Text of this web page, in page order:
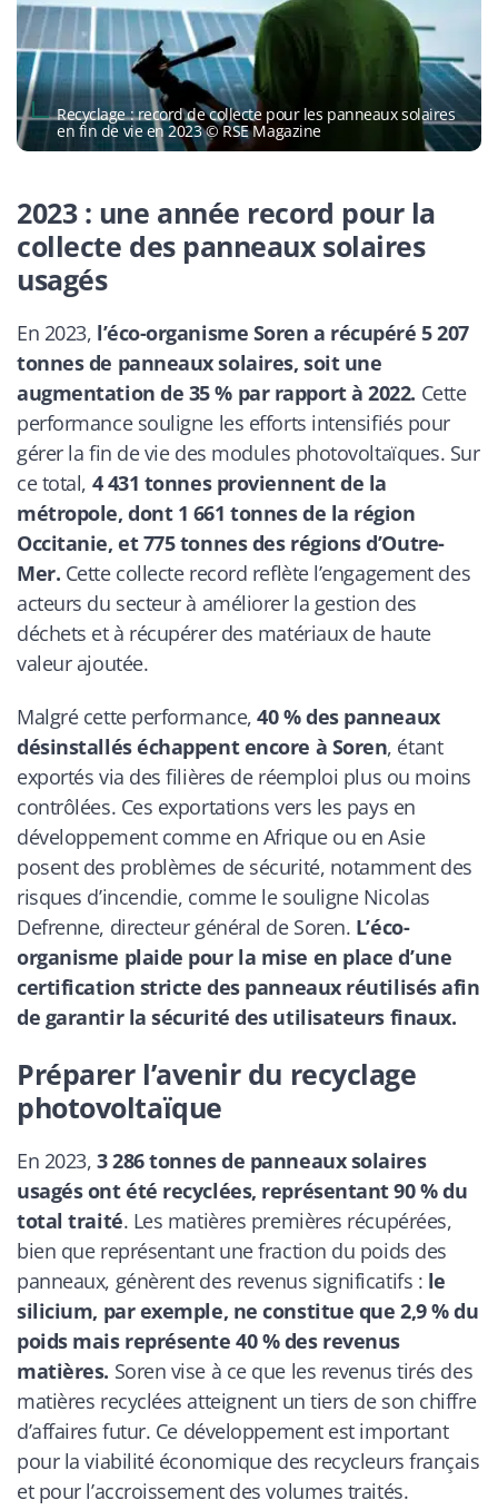
Recyclage : record de collecte pour les panneaux solaires
en fin de vie en 2023 © RSE Magazine
2023 : une année record pour la
collecte des panneaux solaires
usagés
En 2023, l’éco-organisme Soren a récupéré 5 207
tonnes de panneaux solaires, soit une
augmentation de 35 % par rapport à 2022. Cette
performance souligne les efforts intensifiés pour
gérer la fin de vie des modules photovoltaïques. Sur
ce total, 4 431 tonnes proviennent de la
métropole, dont 1 661 tonnes de la région
Occitanie, et 775 tonnes des régions d’Outre-
Mer. Cette collecte record reflète l’engagement des
acteurs du secteur à améliorer la gestion des
déchets et à récupérer des matériaux de haute
valeur ajoutée.
Malgré cette performance, 40 % des panneaux
désinstallés échappent encore à Soren, étant
exportés via des filières de réemploi plus ou moins
contrôlées. Ces exportations vers les pays en
développement comme en Afrique ou en Asie
posent des problèmes de sécurité, notamment des
risques d’incendie, comme le souligne Nicolas
Defrenne, directeur général de Soren. L’éco-
organisme plaide pour la mise en place d’une
certification stricte des panneaux réutilisés afin
de garantir la sécurité des utilisateurs finaux.
Préparer l’avenir du recyclage
photovoltaïque
En 2023, 3 286 tonnes de panneaux solaires
usagés ont été recyclées, représentant 90 % du
total traité. Les matières premières récupérées,
bien que représentant une fraction du poids des
panneaux, génèrent des revenus significatifs : le
silicium, par exemple, ne constitue que 2,9 % du
poids mais représente 40 % des revenus
matières. Soren vise à ce que les revenus tirés des
matières recyclées atteignent un tiers de son chiffre
d’affaires futur. Ce développement est important
pour la viabilité économique des recycleurs français
et pour l’accroissement des volumes traités.